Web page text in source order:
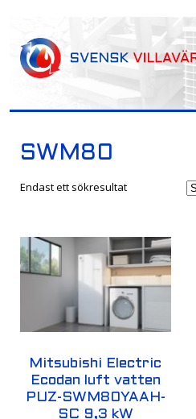
SWM80
Endast ett sökresultat
Mitsubishi Electric
Ecodan luft vatten
PUZ-SWM80YAAH-
SC 9,3 kW